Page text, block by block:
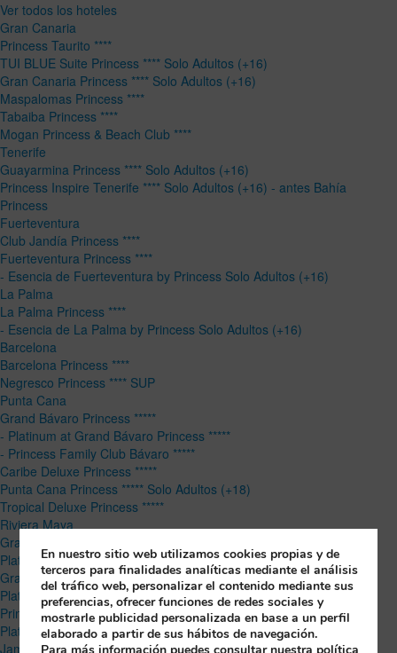
Ver todos los hoteles
Gran Canaria
Princess Taurito ****
TUI BLUE Suite Princess **** Solo Adultos (+16)
Gran Canaria Princess **** Solo Adultos (+16)
Maspalomas Princess ****
Tabaiba Princess ****
Mogan Princess & Beach Club ****
Tenerife
Guayarmina Princess **** Solo Adultos (+16)
Princess Inspire Tenerife **** Solo Adultos (+16) - antes Bahía
Princess
Fuerteventura
Club Jandía Princess ****
Fuerteventura Princess ****
- Esencia de Fuerteventura by Princess Solo Adultos (+16)
La Palma
La Palma Princess ****
- Esencia de La Palma by Princess Solo Adultos (+16)
Barcelona
Barcelona Princess ****
Negresco Princess **** SUP
Punta Cana
Grand Bávaro Princess *****
- Platinum at Grand Bávaro Princess *****
- Princess Family Club Bávaro *****
Caribe Deluxe Princess *****
Punta Cana Princess ***** Solo Adultos (+18)
Tropical Deluxe Princess *****
Riviera Maya
Grand Sunset Princess *****
Platinum at Grand Sunset Princess *****
Grand Riviera Princess *****
Platinum at Grand Riviera Princess *****
Princess Family Club Riviera *****
Platinum Yucatán Princess ***** Solo Adultos (+18)
Jamaica
En nuestro sitio web utilizamos cookies propias y de
terceros para finalidades analíticas mediante el análisis
del tráfico web, personalizar el contenido mediante sus
preferencias, ofrecer funciones de redes sociales y
mostrarle publicidad personalizada en base a un perfil
elaborado a partir de sus hábitos de navegación.